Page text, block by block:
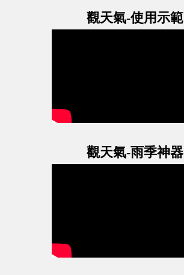
觀天氣-使用示範
觀天氣-雨季神器